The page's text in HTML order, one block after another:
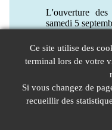
L'ouverture
samedi 5
Ce site utilise des
terminal lors de votre
Si vous changez de
recueillir des